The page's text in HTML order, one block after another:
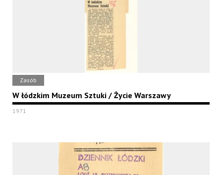
Zasób
W łódzkim Muzeum Sztuki / Życie Warszawy
1971